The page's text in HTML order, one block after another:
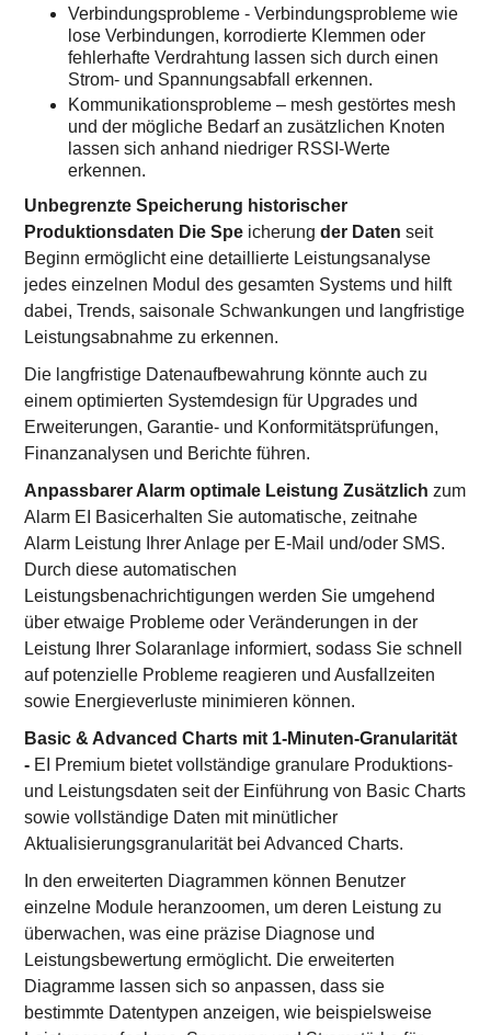
Verbindungsprobleme - Verbindungsprobleme wie
lose Verbindungen, korrodierte Klemmen oder
fehlerhafte Verdrahtung lassen sich durch einen
Strom- und Spannungsabfall erkennen.
Kommunikationsprobleme – mesh gestörtes mesh
und der mögliche Bedarf an zusätzlichen Knoten
lassen sich anhand niedriger RSSI-Werte
erkennen.
Unbegrenzte Speicherung historischer
Produktionsdaten Die Spe icherungder Datenseit
Beginn ermöglicht eine detaillierte Leistungsanalyse
jedes einzelnen Modul des gesamten Systems und hilft
dabei, Trends, saisonale Schwankungen und langfristige
Leistungsabnahme zu erkennen.
Die langfristige Datenaufbewahrung könnte auch zu
einem optimierten Systemdesign für Upgrades und
Erweiterungen, Garantie- und Konformitätsprüfungen,
Finanzanalysen und Berichte führen.
Anpassbarer Alarm optimale Leistung Zusätzlichzum
Alarm EI Basicerhalten Sie automatische, zeitnahe
Alarm Leistung Ihrer Anlage per E-Mail und/oder SMS.
Durch diese automatischen
Leistungsbenachrichtigungen werden Sie umgehend
über etwaige Probleme oder Veränderungen in der
Leistung Ihrer Solaranlage informiert, sodass Sie schnell
auf potenzielle Probleme reagieren und Ausfallzeiten
sowie Energieverluste minimieren können.
Basic & Advanced Charts mit 1-Minuten-Granularität
- EI Premium bietet vollständige granulare Produktions-
und Leistungsdaten seit der Einführung von Basic Charts
sowie vollständige Daten mit minütlicher
Aktualisierungsgranularität bei Advanced Charts.
In den erweiterten Diagrammen können Benutzer
einzelne Module heranzoomen, um deren Leistung zu
überwachen, was eine präzise Diagnose und
Leistungsbewertung ermöglicht. Die erweiterten
Diagramme lassen sich so anpassen, dass sie
bestimmte Datentypen anzeigen, wie beispielsweise